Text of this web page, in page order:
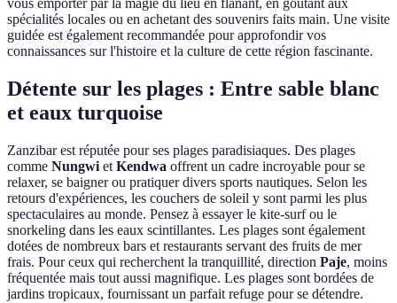
vous emporter par la magie du lieu en flânant, en goûtant aux
spécialités locales ou en achetant des souvenirs faits main. Une visite
guidée est également recommandée pour approfondir vos
connaissances sur l'histoire et la culture de cette région fascinante.
Détente sur les plages : Entre sable blanc
et eaux turquoise
Zanzibar est réputée pour ses plages paradisiaques. Des plages
comme Nungwi et Kendwa offrent un cadre incroyable pour se
relaxer, se baigner ou pratiquer divers sports nautiques. Selon les
retours d'expériences, les couchers de soleil y sont parmi les plus
spectaculaires au monde. Pensez à essayer le kite-surf ou le
snorkeling dans les eaux scintillantes. Les plages sont également
dotées de nombreux bars et restaurants servant des fruits de mer
frais. Pour ceux qui recherchent la tranquillité, direction Paje, moins
fréquentée mais tout aussi magnifique. Les plages sont bordées de
jardins tropicaux, fournissant un parfait refuge pour se détendre.